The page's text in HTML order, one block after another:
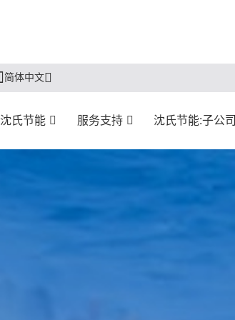
简体中文
沈氏节能 服务支持 沈氏节能:子公司